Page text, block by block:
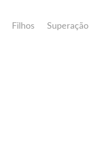
Filhos Superação